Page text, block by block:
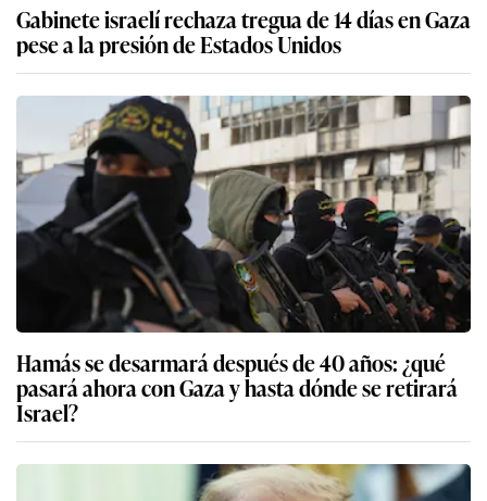
Gabinete israelí rechaza tregua de 14 días en Gaza
pese a la presión de Estados Unidos
Hamás se desarmará después de 40 años: ¿qué
pasará ahora con Gaza y hasta dónde se retirará
Israel?